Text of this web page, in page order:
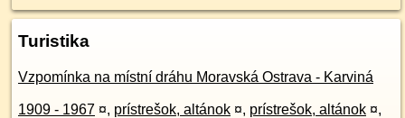
Turistika
Vzpomínka na místní dráhu Moravská Ostrava - Karviná
1909 - 1967 ¤, prístrešok, altánok ¤, prístrešok, altánok ¤,